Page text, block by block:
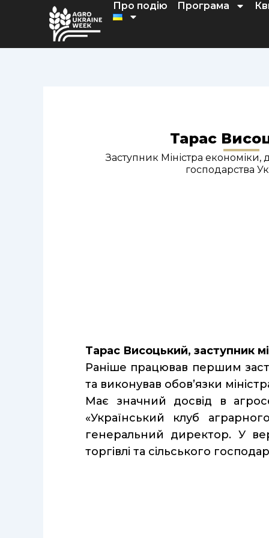
Про подію Програма
Тарас
Заступник Міністра економіки,
господарства
Тарас Висоцький, заступник
Раніше працював першим
та виконував обов’язки
Має значний досвід в
«Український клуб
генеральний директор. У
торгівлі та сільського